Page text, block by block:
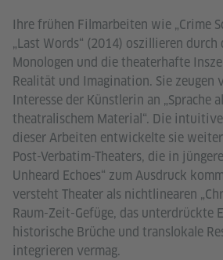
Ihre frühen Filmarbeiten wie „Crime
„Last Words“ (2014) oszillieren
Monologen und die theaterhafte
Realität und Imagination. Sie zeugen
Interesse der Künstlerin an „Sprache
theatralischem Material“. Die
dieser Arbeiten entwickelte sie
Post-Verbatim-Theaters, die in
Unheard Echoes“ zum Ausdruck
versteht Theater als nichtlinearen
Raum-Zeit-Gefüge, das unterdrückte
historische Brüche und translokale
integrieren vermag.